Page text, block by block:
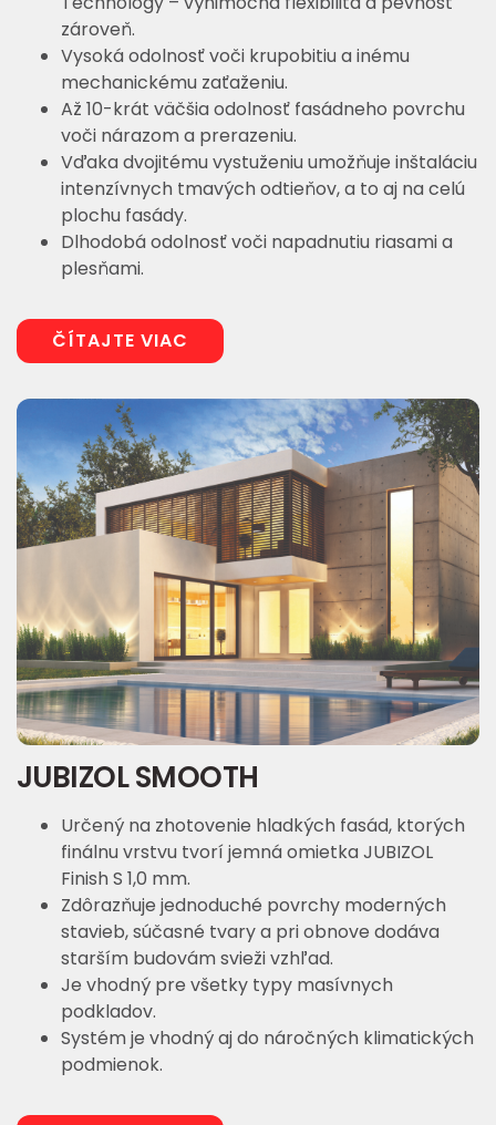
zároveň.
Vysoká odolnosť voči krupobitiu a inému
mechanickému zaťaženiu.
Až 10-krát väčšia odolnosť fasádneho povrchu
voči nárazom a prerazeniu.
Vďaka dvojitému vystuženiu umožňuje inštaláciu
intenzívnych tmavých odtieňov, a to aj na celú
plochu fasády.
Dlhodobá odolnosť voči napadnutiu riasami a
plesňami.
ČÍTAJTE VIAC
JUBIZOL SMOOTH
Určený na zhotovenie hladkých fasád, ktorých
finálnu vrstvu tvorí jemná omietka JUBIZOL
Finish S 1,0 mm.
Zdôrazňuje jednoduché povrchy moderných
stavieb, súčasné tvary a pri obnove dodáva
starším budovám svieži vzhľad.
Je vhodný pre všetky typy masívnych
podkladov.
Systém je vhodný aj do náročných klimatických
podmienok.